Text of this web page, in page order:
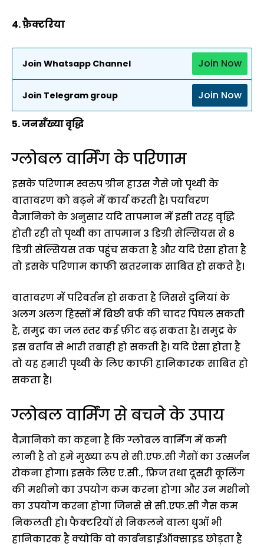
4. फ़ैक्टरिया
Join Whatsapp Channel Join Now
Join Telegram group Join Now
5. जनसँख्या वृद्धि
ग्लोबल वार्मिंग के परिणाम
इसके परिणाम स्वरुप ग्रीन हाउस गैसे जो पृथ्वी के
वातावरण को बढ़ने में कार्य करती है। पर्यावरण
वैज्ञानिको के अनुसार यदि तापमान में इसी तरह वृद्धि
होती रही तो पृथ्वी का तापमान 3 डिग्री सेल्सियस से 8
डिग्री सेल्सियस तक पहुंच सकता है और यदि ऐसा होता है
तो इसके परिणाम काफी खतरनाक साबित हो सकते है।
वातावरण में परिवर्तन हो सकता है जिससे दुनियां के
अलग अलग हिस्सों में बिछी बर्फ की चादर पिघल सकती
है, समुद्र का जल स्तर कई फ़ीट बढ़ सकता है। समुद्र के
इस बर्ताव से भारी तबाही हो सकती है। यदि ऐसा होता है
तो यह हमारी पृथ्वी के लिए काफी हानिकारक साबित हो
सकता है।
ग्लोबल वार्मिंग से बचने के उपाय
वैज्ञानिको का कहना है कि ग्लोबल वार्मिंग में कमी
लानी है तो हमे मुख्या रूप से सी.एफ.सी गैसों का उत्सर्जन
रोकना होगा। इसके लिए ए.सी., फ्रिज तथा दूसरी कूलिंग
की मशीनो का उपयोग कम करना होगा और उन मशीनो
का उपयोग करना होगा जिनसे से सी.एफ.सी गैस कम
निकलती हो। फैक्टरियों से निकलने वाला धुआँ भी
हानिकारक है क्योकि वो कार्बनडाईऑक्साइड छोड़ता है